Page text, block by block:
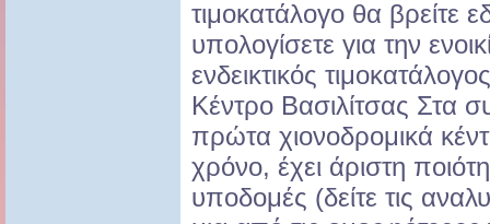
τιμοκατάλογο θα βρείτε
υπολογίσετε για την
ενδεικτικός
Κέντρο Βασιλίτσας Στα
πρώτα χιονοδρομικά
χρόνο, έχει άριστη
υποδομές (δείτε τις